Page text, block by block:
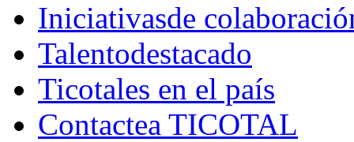
Iniciativasde
Talentodestacado
Ticotales en el país
Contactea TICOTAL